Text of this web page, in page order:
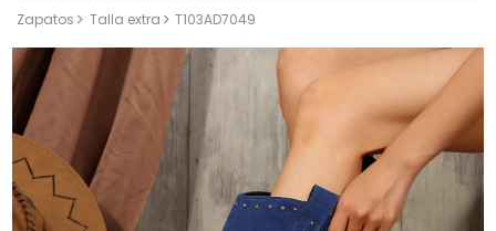
Zapatos Talla extra T103AD7049